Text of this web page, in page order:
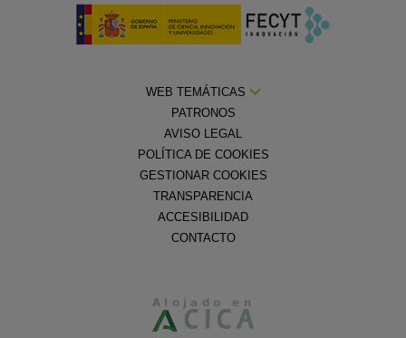
WEB TEMÁTICAS
PATRONOS
AVISO LEGAL
POLÍTICA DE COOKIES
GESTIONAR COOKIES
TRANSPARENCIA
ACCESIBILIDAD
CONTACTO